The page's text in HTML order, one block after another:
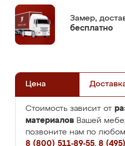
Замер,
бесплатно
Цена
Стоимость зависит от
материалов Вашей
позвоните нам по
8 (800) 511-89-55, 8